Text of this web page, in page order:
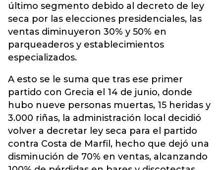
último segmento debido al decreto de ley
seca por las elecciones presidenciales, las
ventas diminuyeron 30% y 50% en
parqueaderos y establecimientos
especializados.
A esto se le suma que tras ese primer
partido con Grecia el 14 de junio, donde
hubo nueve personas muertas, 15 heridas y
3.000 riñas, la administración local decidió
volver a decretar ley seca para el partido
contra Costa de Marfil, hecho que dejó una
disminución de 70% en ventas, alcanzando